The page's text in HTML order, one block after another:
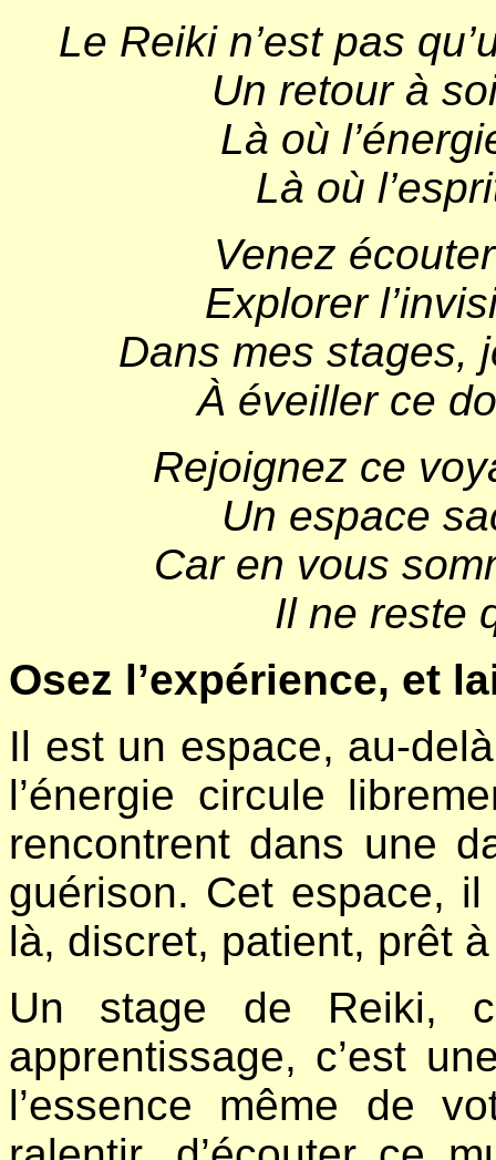
Le Reiki n’est pas
Un retour à
Là où
Là où
Venez
Explorer
Dans mes stages,
À éveiller ce
Rejoignez ce
Un espace
Car en vous
Il ne reste
Osez l’expérience, et
Il est un espace, au-
l’énergie circule
rencontrent dans une
guérison. Cet espace,
là, discret, patient, prêt
Un stage de Reiki,
apprentissage, c’est
l’essence même de